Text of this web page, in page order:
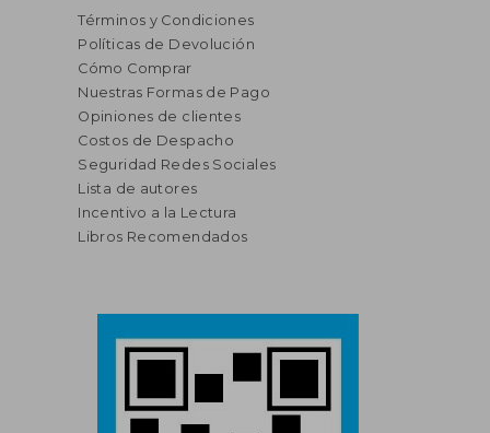
Términos y Condiciones
Políticas de Devolución
Cómo Comprar
Nuestras Formas de Pago
Opiniones de clientes
Costos de Despacho
Seguridad Redes Sociales
Lista de autores
Incentivo a la Lectura
Libros Recomendados